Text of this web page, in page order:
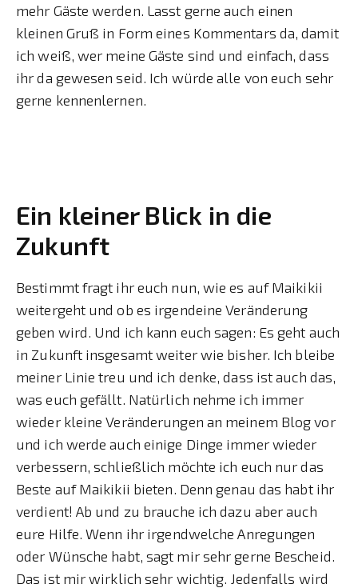
mehr Gäste werden. Lasst gerne auch einen
kleinen Gruß in Form eines Kommentars da, damit
ich weiß, wer meine Gäste sind und einfach, dass
ihr da gewesen seid. Ich würde alle von euch sehr
gerne kennenlernen.
Ein kleiner Blick in die
Zukunft
Bestimmt fragt ihr euch nun, wie es auf Maikikii
weitergeht und ob es irgendeine Veränderung
geben wird. Und ich kann euch sagen: Es geht auch
in Zukunft insgesamt weiter wie bisher. Ich bleibe
meiner Linie treu und ich denke, dass ist auch das,
was euch gefällt. Natürlich nehme ich immer
wieder kleine Veränderungen an meinem Blog vor
und ich werde auch einige Dinge immer wieder
verbessern, schließlich möchte ich euch nur das
Beste auf Maikikii bieten. Denn genau das habt ihr
verdient! Ab und zu brauche ich dazu aber auch
eure Hilfe. Wenn ihr irgendwelche Anregungen
oder Wünsche habt, sagt mir sehr gerne Bescheid.
Das ist mir wirklich sehr wichtig. Jedenfalls wird